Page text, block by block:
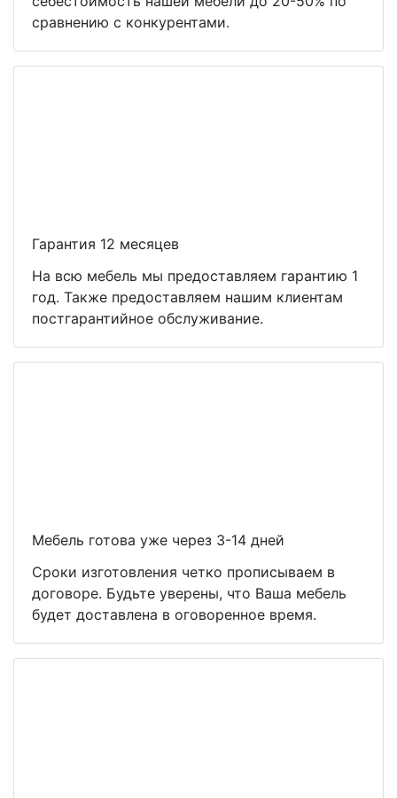
сравнению с конкурентами.
Гарантия 12 месяцев
На всю мебель мы предоставляем гарантию 1
год. Также предоставляем нашим клиентам
постгарантийное обслуживание.
Мебель готова уже через 3-14 дней
Сроки изготовления четко прописываем в
договоре. Будьте уверены, что Ваша мебель
будет доставлена в оговоренное время.